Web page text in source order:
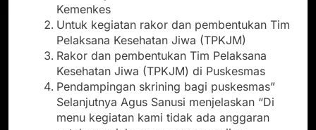
Kemenkes
Untuk kegiatan rakor dan pembentukan Tim
Pelaksana Kesehatan Jiwa (TPKJM)
Rakor dan pembentukan Tim Pelaksana
Kesehatan Jiwa (TPKJM) di Puskesmas
Pendampingan skrining bagi puskesmas”
Selanjutnya Agus Sanusi menjelaskan “Di
menu kegiatan kami tidak ada anggaran